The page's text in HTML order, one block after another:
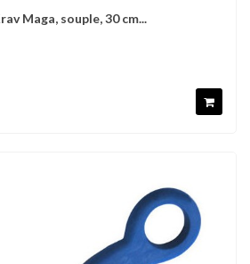
Maga, souple, 30 cm...